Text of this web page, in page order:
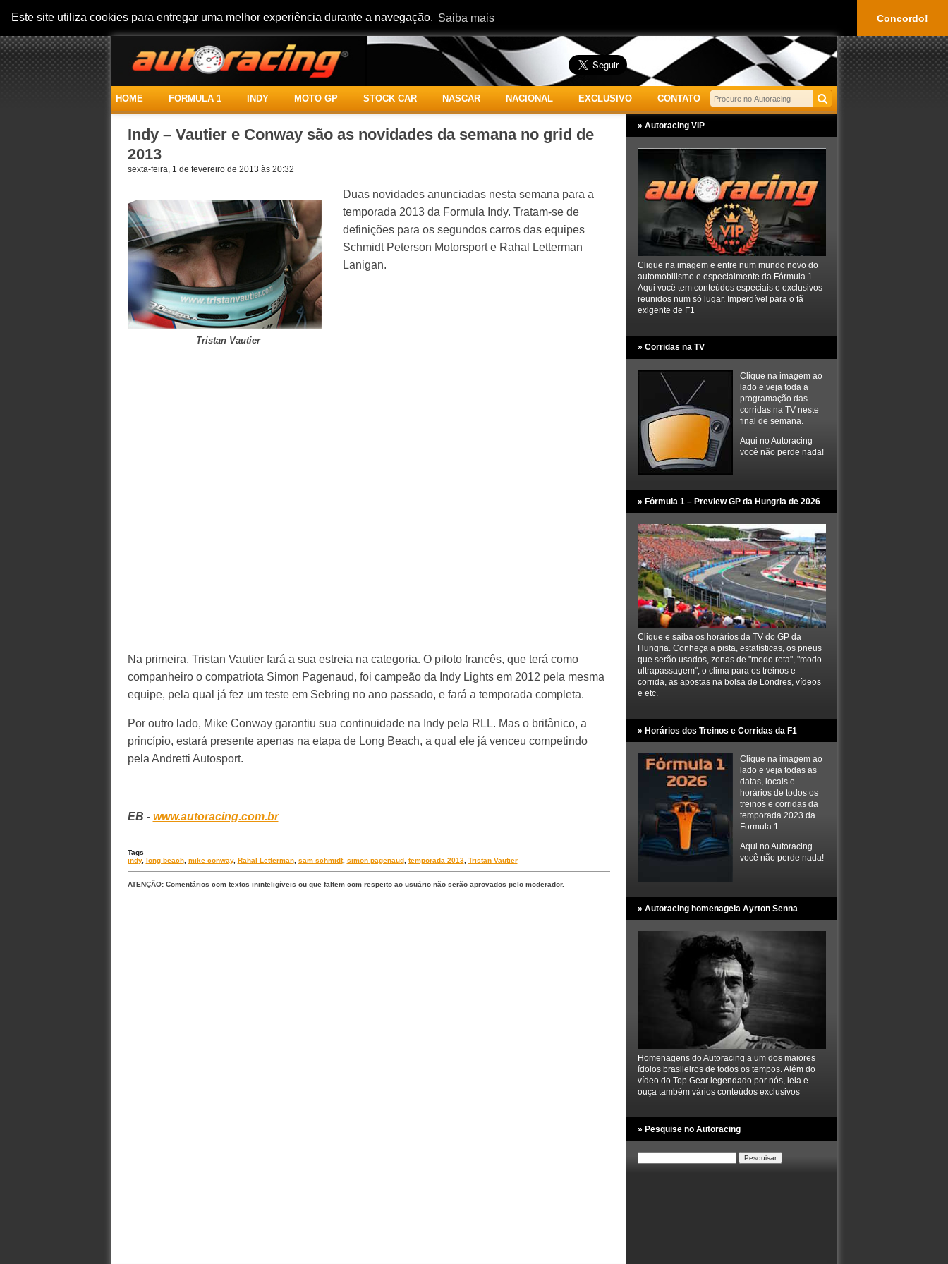
Este site utiliza cookies para entregar uma melhor experiência durante a navegação. Saiba mais Concordo!
HOME FORMULA 1 INDY MOTO GP STOCK CAR NASCAR NACIONAL EXCLUSIVO CONTATO
Indy – Vautier e Conway são as novidades da semana no grid de
2013
sexta-feira, 1 de fevereiro de 2013 às 20:32
Tristan Vautier
Duas novidades anunciadas nesta semana para a
temporada 2013 da Formula Indy. Tratam-se de
definições para os segundos carros das equipes
Schmidt Peterson Motorsport e Rahal Letterman
Lanigan.
Na primeira, Tristan Vautier fará a sua estreia na categoria. O piloto francês, que terá como
companheiro o compatriota Simon Pagenaud, foi campeão da Indy Lights em 2012 pela mesma
equipe, pela qual já fez um teste em Sebring no ano passado, e fará a temporada completa.
Por outro lado, Mike Conway garantiu sua continuidade na Indy pela RLL. Mas o britânico, a
princípio, estará presente apenas na etapa de Long Beach, a qual ele já venceu competindo
pela Andretti Autosport.
EB - www.autoracing.com.br
Tags
indy, long beach, mike conway, Rahal Letterman, sam schmidt, simon pagenaud, temporada 2013, Tristan Vautier
ATENÇÃO: Comentários com textos ininteligíveis ou que faltem com respeito ao usuário não serão aprovados pelo moderador.
» Autoracing VIP
Clique na imagem e entre num mundo novo do
automobilismo e especialmente da Fórmula 1.
Aqui você tem conteúdos especiais e exclusivos
reunidos num só lugar. Imperdível para o fã
exigente de F1
» Corridas na TV
Clique na imagem ao
lado e veja toda a
programação das
corridas na TV neste
final de semana.
Aqui no Autoracing
você não perde nada!
» Fórmula 1 – Preview GP da Hungria de 2026
Clique e saiba os horários da TV do GP da
Hungria. Conheça a pista, estatísticas, os pneus
que serão usados, zonas de "modo reta", "modo
ultrapassagem", o clima para os treinos e
corrida, as apostas na bolsa de Londres, vídeos
e etc.
» Horários dos Treinos e Corridas da F1
Clique na imagem ao
lado e veja todas as
datas, locais e
horários de todos os
treinos e corridas da
temporada 2023 da
Formula 1
Aqui no Autoracing
você não perde nada!
» Autoracing homenageia Ayrton Senna
Homenagens do Autoracing a um dos maiores
ídolos brasileiros de todos os tempos. Além do
vídeo do Top Gear legendado por nós, leia e
ouça também vários conteúdos exclusivos
» Pesquise no Autoracing
por: